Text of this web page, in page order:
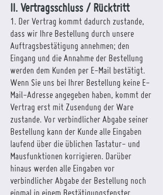
II. Vertragsschluss / Rücktritt
1. Der Vertrag kommt dadurch zustande,
dass wir Ihre Bestellung durch unsere
Auftragsbestätigung annehmen; den
Eingang und die Annahme der Bestellung
werden dem Kunden per E-Mail bestätigt.
Wenn Sie uns bei Ihrer Bestellung keine E-
Mail-Adresse angegeben haben, kommt der
Vertrag erst mit Zusendung der Ware
zustande. Vor verbindlicher Abgabe seiner
Bestellung kann der Kunde alle Eingaben
laufend über die üblichen Tastatur- und
Mausfunktionen korrigieren. Darüber
hinaus werden alle Eingaben vor
verbindlicher Abgabe der Bestellung noch